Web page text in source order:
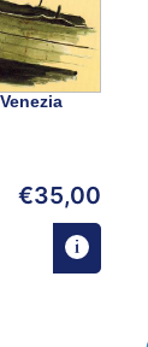
€35,00